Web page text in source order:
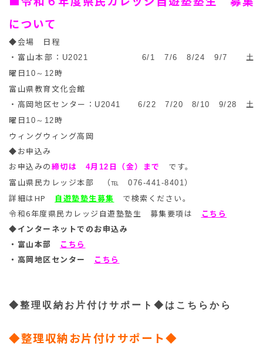
について
◆会場 日程
・富山本部： U2021 6/1 7/6 8/24 9/7
土
曜日 10～12 時
富山県教育文化会館
・高岡地区センター： U2041 6/22 7/20 8/10 9/28
土
曜日 10～12 時
ウィングウィング高岡
◆お申込み
お申込みの締切は 4月 12 日（金）まで
です。
富山県民カレッジ本部 （℡ 076-441-8401 ）
詳細はHP
自遊塾塾生募集
で検索ください。
令和6年度県民カレッジ自遊塾塾生 募集要項は
こちら
◆インターネットでのお申込み
・富山本部
こちら
・高岡地区センター
こちら
◆整理収納お片付けサポート◆はこちらから
◆整理収納お片付けサポート◆